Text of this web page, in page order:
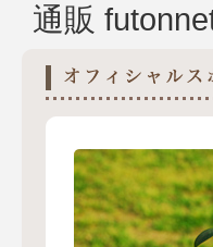
通販